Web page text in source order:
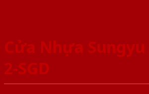
Cửa Nhựa Sungyu
2-SGD